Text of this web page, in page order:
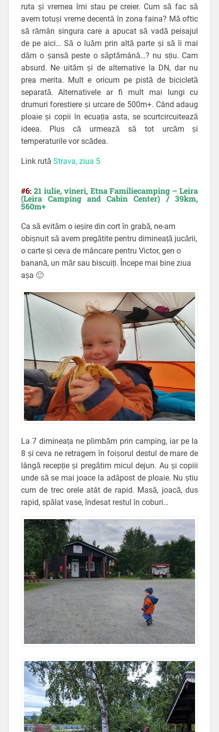
ruta și vremea îmi stau pe creier. Cum să fac să
avem totuși vreme decentă în zona faina? Mă oftic
să rămân singura care a apucat să vadă peisajul
de pe aici… Să o luăm prin altă parte și să îi mai
dăm o șansă peste o săptămână…? nu sțiu. Cam
absurd. Ne uităm și de alternative la DN, dar nu
prea merita. Mult e oricum pe pistă de bicicletă
separată. Alternativele ar fi mult mai lungi cu
drumuri forestiere și urcare de 500m+. Când adaug
ploaie și copii în ecuația asta, se scurtcircuitează
ideea. Plus că urmează să tot urcăm și
temperaturile vor scădea.
Link rută Strava, ziua 5
#6: 21 iulie, vineri, Etna Familiecamping – Leira
(Leira Camping and Cabin Center) / 39km,
560m+
Ca să evităm o ieșire din cort în grabă, ne-am
obișnuit să avem pregătite pentru dimineață jucării,
o carte și ceva de mâncare pentru Victor, gen o
banană, un măr sau biscuiți. Începe mai bine ziua
așa 🙂
La 7 dimineața ne plimbăm prin camping, iar pe la
8 și ceva ne retragem în foișorul destul de mare de
lângă recepție și pregătim micul dejun. Au și copiii
unde să se mai joace la adăpost de ploaie. Nu știu
cum de trec orele atât de rapid. Masă, joacă, dus
rapid, spălat vase, îndesat restul în coburi…